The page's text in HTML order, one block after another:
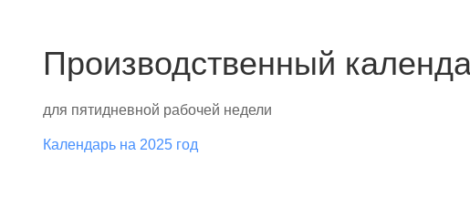
Производственный
для пятидневной рабочей недели
Календарь на 2025 год